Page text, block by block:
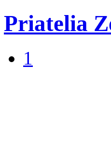
Priatelia
1